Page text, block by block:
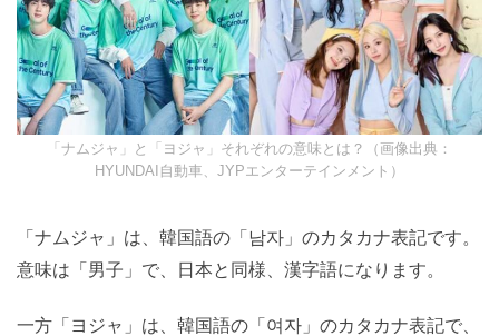
「ナムジャ」と「ヨジャ」それぞれの意味とは？（画像出典：
HYUNDAI自動車、JYPエンターテインメント）
「ナムジャ」は、韓国語の「남자」のカタカナ表記です。
意味は「男子」で、日本と同様、漢字語になります。
一方「ヨジャ」は、韓国語の「여자」のカタカナ表記で、